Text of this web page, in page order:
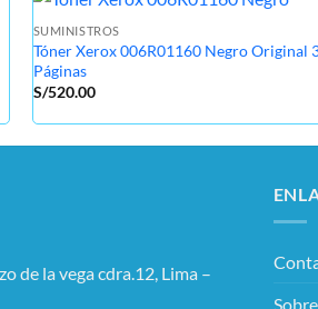
SUMINISTROS
Tóner Xerox 006R01160 Negro Original
Páginas
S/520.00
de la vega cdra.12, Lima –